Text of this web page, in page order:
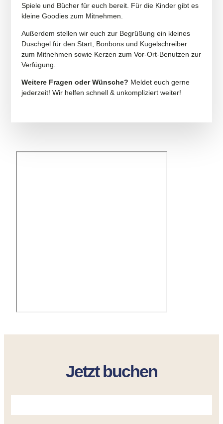
Spiele und Bücher für euch bereit. Für die Kinder gibt es
kleine Goodies zum Mitnehmen.
Außerdem stellen wir euch zur Begrüßung ein kleines
Duschgel für den Start, Bonbons und Kugelschreiber
zum Mitnehmen sowie Kerzen zum Vor-Ort-Benutzen zur
Verfügung.
Weitere Fragen oder Wünsche? Meldet euch gerne
jederzeit! Wir helfen schnell & unkompliziert weiter!
Jetzt buchen